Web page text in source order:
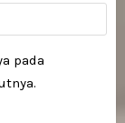
pada